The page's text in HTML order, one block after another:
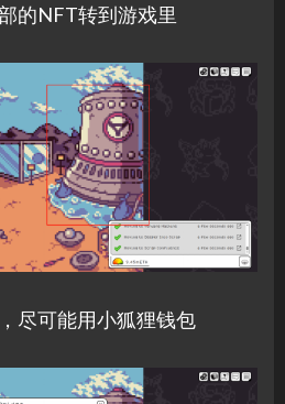
的NFT转到游戏里
尽可能用小狐狸钱包